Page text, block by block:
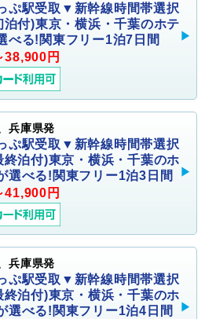
ぷ駅受取▼新幹線時間帯選択
泊付)東京・横浜・千葉のホテ
べる!関東フリー1泊7日間
38,900円
兵庫県発
ぷ駅受取▼新幹線時間帯選択
終泊付)東京・横浜・千葉のホ
選べる!関東フリー1泊3日間
41,900円
兵庫県発
ぷ駅受取▼新幹線時間帯選択
終泊付)東京・横浜・千葉のホ
選べる!関東フリー1泊4日間